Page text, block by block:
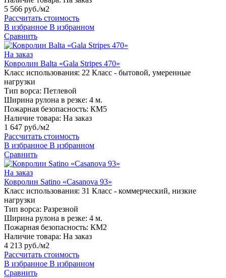
5 566 руб./м2
Рассчитать стоимость
В избранное В избранном
Сравнить
На заказ
Ковролин Balta «Gala Stripes 470»
Класс использования: 22 Класс - бытовой, умеренные
нагрузки
Тип ворса: Петлевой
Ширина рулона в резке: 4 м.
Пожарная безопасность: КМ5
Наличие товара: На заказ
1 647 руб./м2
Рассчитать стоимость
В избранное В избранном
Сравнить
На заказ
Ковролин Satino «Casanova 93»
Класс использования: 31 Класс - коммерческий, низкие
нагрузки
Тип ворса: Разрезной
Ширина рулона в резке: 4 м.
Пожарная безопасность: КМ2
Наличие товара: На заказ
4 213 руб./м2
Рассчитать стоимость
В избранное В избранном
Сравнить